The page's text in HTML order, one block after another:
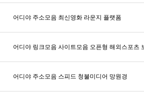
어디야 주소모음 최신영화 라운지 플랫폼
어디야 링크모음 사이트모음 오픈형 해외스포츠
어디야 주소모음 스피드 청불미디어 망원경